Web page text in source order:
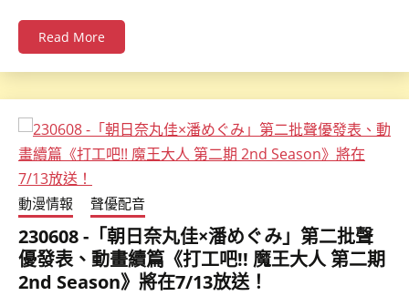
Read More
動漫情報 聲優配音
230608 -「朝日奈丸佳×潘めぐみ」第二批聲
優發表、動畫續篇《打工吧!! 魔王大人 第二期
2nd Season》將在7/13放送！